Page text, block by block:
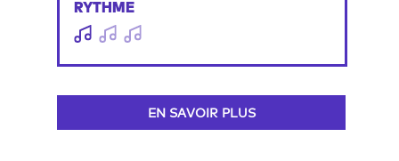
RYTHME
EN SAVOIR PLUS